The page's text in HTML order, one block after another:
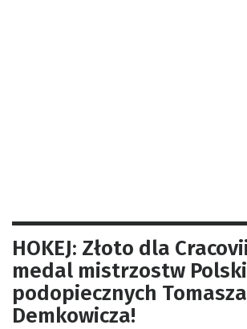
HOKEJ: Złoto dla
medal mistrzostw
podopiecznych Tomasza
Demkowicza!